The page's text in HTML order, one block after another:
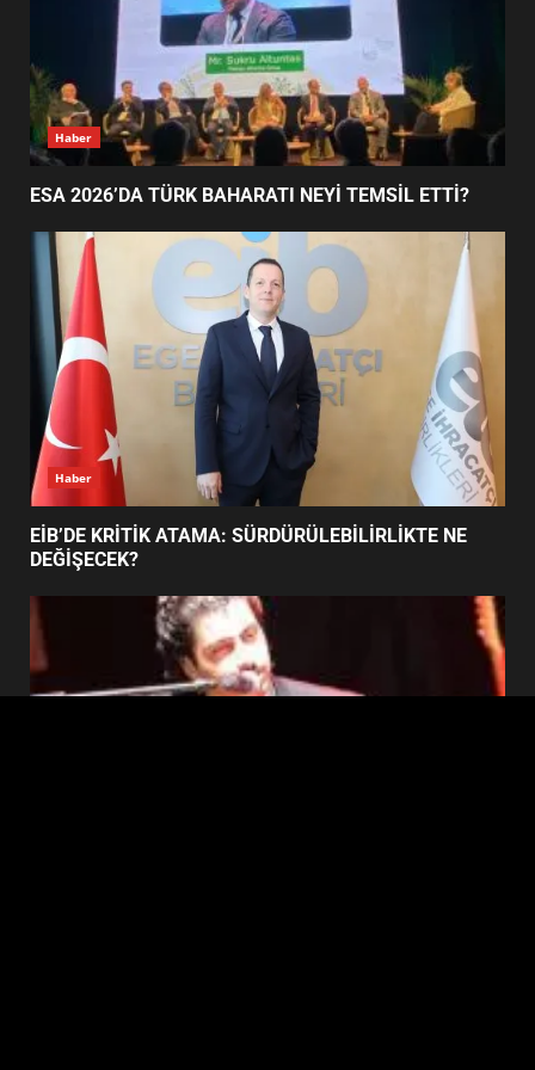
4
EDREMİT’İN GURURU TÜRKİYE
FİNALİNDE NE BAŞARDI?
5
BALIKESİR MÜZELERİNDE SÜRE
UZATILDI: NE DEĞİŞTİ?
BURHANİYE SATRANÇ
TURNUVASI KAYITLARI NEYİ
DEĞİŞTİRİYOR?
BURHANİYE BELEDİYESPOR’DA
Haber
ESA 2026’DA TÜRK BAHARATI NEYİ TEMSİL ETTİ?
Haber
EİB’DE KRİTİK ATAMA: SÜRDÜRÜLEBİLİRLİKTE NE
DEĞİŞECEK?